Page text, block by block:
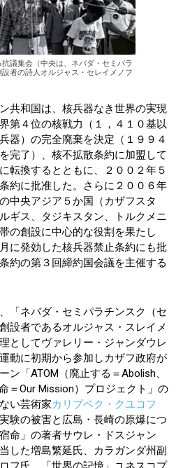
議集会（中央は、ネバダ・セミパラ
者の詩人オルジャス・セレイメノフ
共和国は、核兵器なき世界の実現
第４位の核戦力（１，４１０基以
器）の完全廃棄を決定（１９９４
完了）、核不拡散条約に加盟して
転換するとともに、２００２年５
約に批准した。さらに２００６年
中央アジア５か国（カザフスタ
ギス、タジキスタン、トルクメニ
の創設に中心的な役割を果たし
に発効した核兵器禁止条約にも批
約の第３回締約国会議を主催する
「ネバダ・セミパラチンスク（セ
設者であるオルジャス・スレイメ
としてヴァレリー・ジャンダウレ
動に初期から参加しカザフ政府が
ン「ATOM（廃止する＝Abolish、
＝Our Mission）プロジェクト」の
い芸術家カリプベク・クユコフ
験の被害と広島・長崎の原爆につ
命」の著者サウレ・ドスジャン
した増島繁延氏、カラガンダ州副